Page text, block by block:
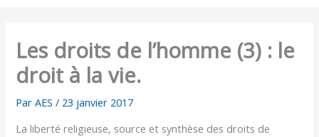
Les droits de l’homme (3) : le
droit à la vie.
ParAES/ 23 janvier 2017
La liberté religieuse, source et synthèse des droits de